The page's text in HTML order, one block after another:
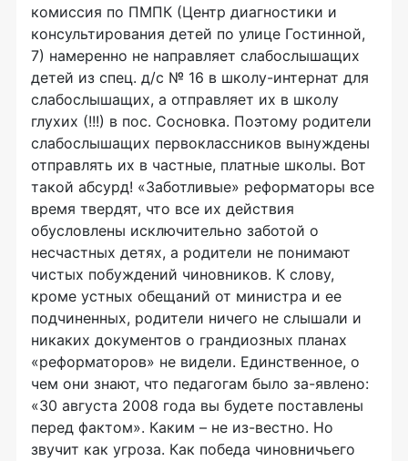
комиссия по ПМПК (Центр диагностики и
консультирования детей по улице Гостинной,
7) намеренно не направляет слабослышащих
детей из спец. д/с № 16 в школу-интернат для
слабослышащих, а отправляет их в школу
глухих (!!!) в пос. Сосновка. Поэтому родители
слабослышащих первоклассников вынуждены
отправлять их в частные, платные школы. Вот
такой абсурд! «Заботливые» реформаторы все
время твердят, что все их действия
обусловлены исключительно заботой о
несчастных детях, а родители не понимают
чистых побуждений чиновников. К слову,
кроме устных обещаний от министра и ее
подчиненных, родители ничего не слышали и
никаких документов о грандиозных планах
«реформаторов» не видели. Единственное, о
чем они знают, что педагогам было за-явлено:
«30 августа 2008 года вы будете поставлены
перед фактом». Каким – не из-вестно. Но
звучит как угроза. Как победа чиновничьего